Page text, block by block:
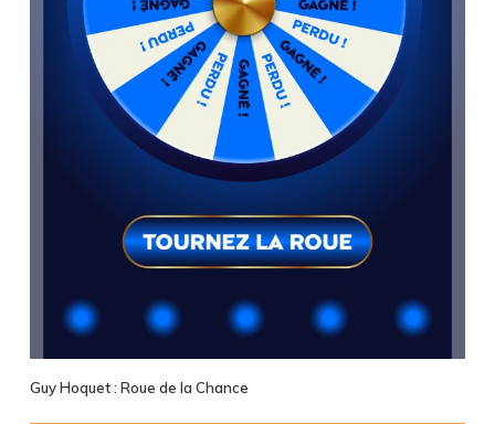
Guy Hoquet : Roue de la Chance